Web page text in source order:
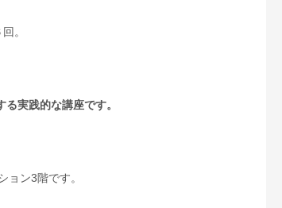
。
実践的な講座です。
ョン3階です。